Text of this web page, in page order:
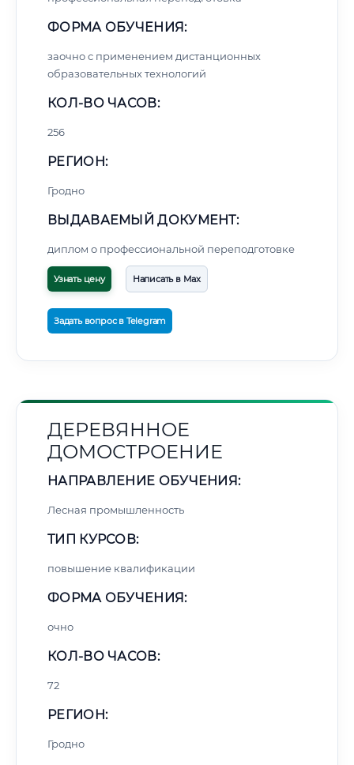
ФОРМА ОБУЧЕНИЯ:
заочно с применением дистанционных
образовательных технологий
КОЛ-ВО ЧАСОВ:
256
РЕГИОН:
Гродно
ВЫДАВАЕМЫЙ ДОКУМЕНТ:
диплом о профессиональной переподготовке
Узнать цену Написать в Max
Задать вопрос в Telegram
ДЕРЕВЯННОЕ
ДОМОСТРОЕНИЕ
НАПРАВЛЕНИЕ ОБУЧЕНИЯ:
Лесная промышленность
ТИП КУРСОВ:
повышение квалификации
ФОРМА ОБУЧЕНИЯ:
очно
КОЛ-ВО ЧАСОВ:
72
РЕГИОН:
Гродно